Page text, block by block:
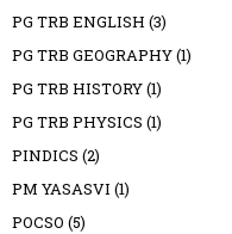
PG TRB ENGLISH (3)
PG TRB GEOGRAPHY(1)
PG TRB HISTORY(1)
PG TRB PHYSICS (1)
PINDICS (2)
PM YASASVI (1)
POCSO (5)